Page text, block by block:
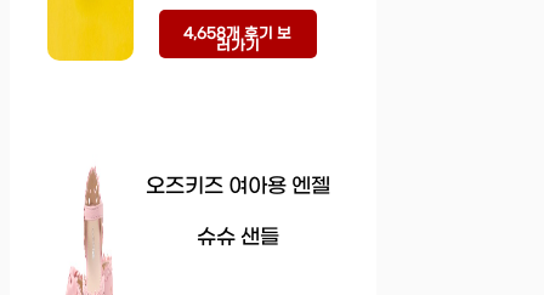
4,658개 후기 보
러가기
오즈키즈 여아용 엔젤
슈슈 샌들